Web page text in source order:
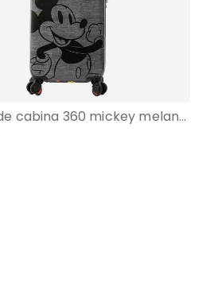
Maleta de cabina 360 mickey melange 10 kilos gris